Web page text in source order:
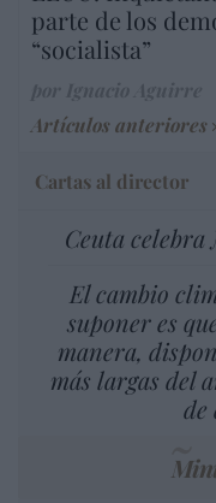
parte de los
“socialista”
Artículos anteriores
Cartas al director
Ceuta
El cambio
suponer es
manera,
más largas del
de